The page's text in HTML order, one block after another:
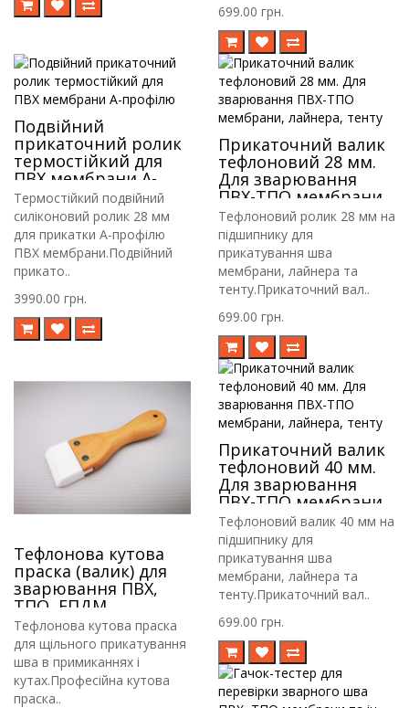
699.00 грн.
Подвійний
прикаточний ролик
термостійкий для
ПВХ мембрани А-
профілю
Термостійкий подвійний
силіконовий ролик 28 мм
для прикатки А-профілю
ПВХ мембрани.Подвійний
прикато..
3990.00 грн.
Прикаточний валик
тефлоновий 28 мм.
Для зварювання
ПВХ-ТПО мембрани,
лайнера, тенту
Тефлоновий ролик 28 мм на
підшипнику для
прикатування шва
мембрани, лайнера та
тенту.Прикаточний вал..
699.00 грн.
Тефлонова кутова
праска (валик) для
зварювання ПВХ,
ТПО, ЕПДМ
мембрани, Лайнера
для басейну
Тефлонова кутова праска
для щільного прикатування
шва в примиканнях і
кутах.Професійна кутова
праска..
Прикаточний валик
тефлоновий 40 мм.
Для зварювання
ПВХ-ТПО мембрани,
лайнера, тенту
Тефлоновий валик 40 мм на
підшипнику для
прикатування шва
мембрани, лайнера та
тенту.Прикаточний вал..
699.00 грн.